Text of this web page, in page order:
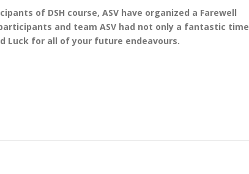
of DSH course, ASV have organized a Farewell
and team ASV had not only a fantastic time
Luck for all of your future endeavours.